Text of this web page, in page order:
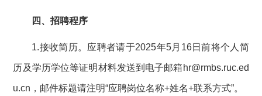
四、招聘程序
1.接收简历。应聘者请于2025年5月16日前将个人简
历及学历学位等证明材料发送到电子邮箱hr@rmbs.ruc.ed
u.cn，邮件标题请注明“应聘岗位名称+姓名+联系方式”。